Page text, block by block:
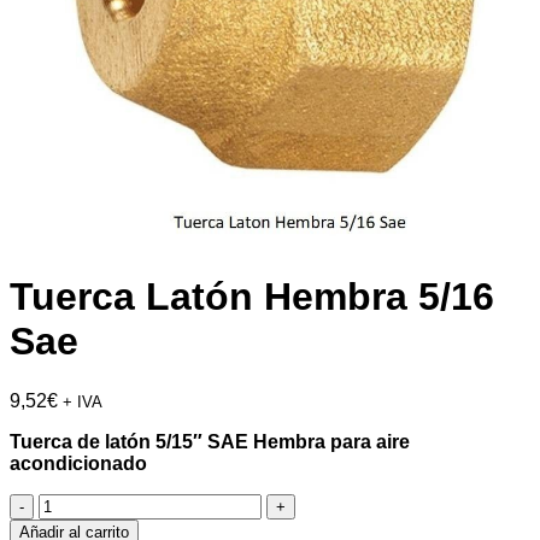
Tuerca Latón Hembra 5/16
Sae
9,52€ + IVA
Tuerca de latón 5/15″ SAE Hembra para aire
acondicionado
Tuerca
Latón
Añadir al carrito